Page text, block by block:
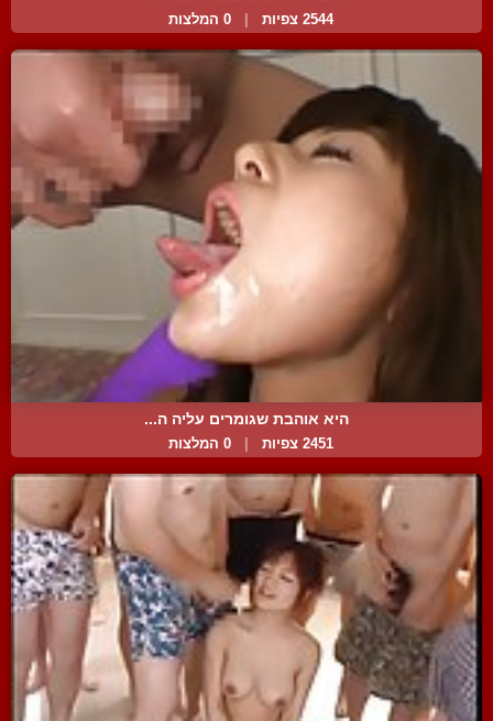
2544 צפיות 0 המלצות
היא אוהבת שגומרים עליה ה...
2451 צפיות | 0 המלצות